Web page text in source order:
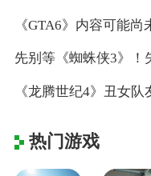
《GTA6》内容可能
《龙腾世纪4》丑女
热门游戏